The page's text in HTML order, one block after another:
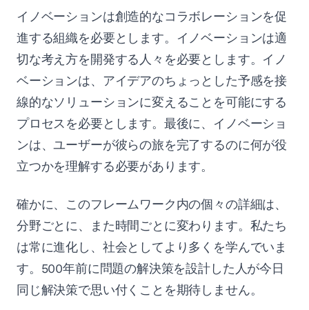
イノベーションは創造的なコラボレーションを促
進する組織を必要とします。イノベーションは適
切な考え方を開発する人々を必要とします。イノ
ベーションは、アイデアのちょっとした予感を接
線的なソリューションに変えることを可能にする
プロセスを必要とします。最後に、イノベーショ
ンは、ユーザーが彼らの旅を完了するのに何が役
立つかを理解する必要があります。
確かに、このフレームワーク内の個々の詳細は、
分野ごとに、また時間ごとに変わります。私たち
は常に進化し、社会としてより多くを学んでいま
す。500年前に問題の解決策を設計した人が今日
同じ解決策で思い付くことを期待しません。